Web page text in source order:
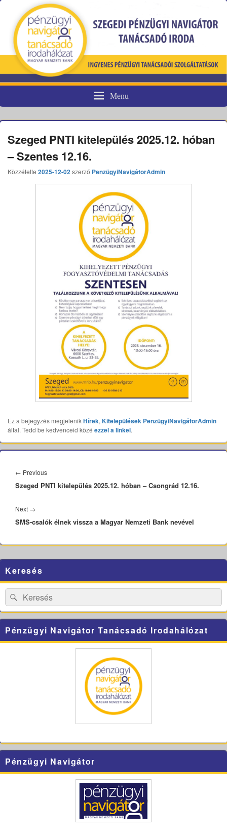
Pénzügyi fogyasztóvédelem
Menu
Szeged PNTI kitelepülés 2025.12. hóban
– Szentes 12.16.
Közzétette 2025-12-02szerző PenzügyiNavigátorAdmin
Ez a bejegyzés megjelenikHírek, Kitelepülések PenzügyiNavigátorAdmin
által. Tedd be kedvenceid közé ezzel a linkel.
navigáció
← PreviousPrevious
post:
Szeged PNTI kitelepülés 2025.12. hóban – Csongrád 12.16.
Next →
post:
SMS-csalók élnek vissza a Magyar Nemzeti Bank nevével
Sidebar
Widget
Area
Keresés
Search
for:
Search
Pénzügyi Navigátor Tanácsadó Irodahálózat
Pénzügyi Navigátor